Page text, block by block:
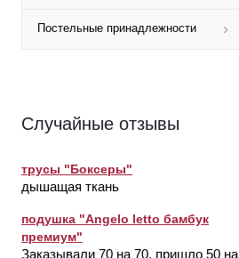
Постельные принадлежности
Случайные отзывы
трусы "Боксеры"
дышащая ткань
подушка "Angelo letto бамбук
премиум"
Заказывали 70 на 70, пришло 50 на